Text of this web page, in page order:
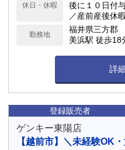
休日・休暇
後に１０日付
／産前産後休
勤務地
福井県三方郡
美浜駅 徒歩18
詳
登録販売者
ゲンキー東陽店
【越前市】＼未経験OK